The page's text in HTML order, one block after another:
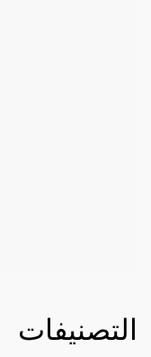
التصنيفات